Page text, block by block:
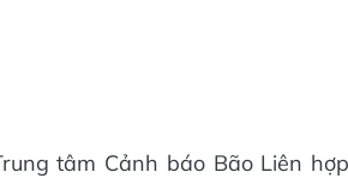
tâm Cảnh báo Bão Liên hợp